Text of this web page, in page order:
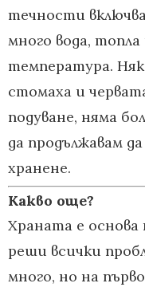
течности
много вода,
температура.
стомаха и
подуване, няма
да продължавам
хранене.
Какво още?
Храната е основа
реши всички
много, но на